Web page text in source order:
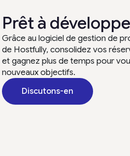
Prêt à
Grâce au logiciel de gestion de
de Hostfully, consolidez vos
et gagnez plus de temps pour
nouveaux objectifs.
Discutons-en